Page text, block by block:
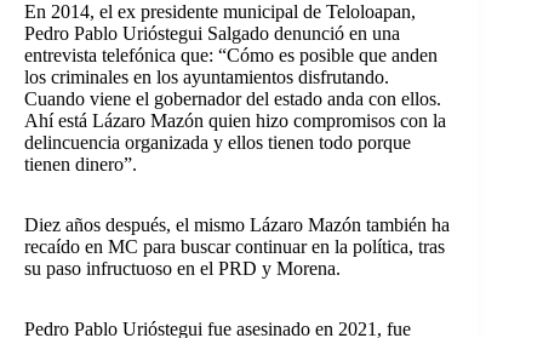
En 2014, el ex presidente municipal de Teloloapan,
Pedro Pablo Urióstegui Salgado denunció en una
entrevista telefónica que: “Cómo es posible que anden
los criminales en los ayuntamientos disfrutando.
Cuando viene el gobernador del estado anda con ellos.
Ahí está Lázaro Mazón quien hizo compromisos con la
delincuencia organizada y ellos tienen todo porque
tienen dinero”.
Diez años después, el mismo Lázaro Mazón también ha
recaído en MC para buscar continuar en la política, tras
su paso infructuoso en el PRD y Morena.
Pedro Pablo Urióstegui fue asesinado en 2021, fue